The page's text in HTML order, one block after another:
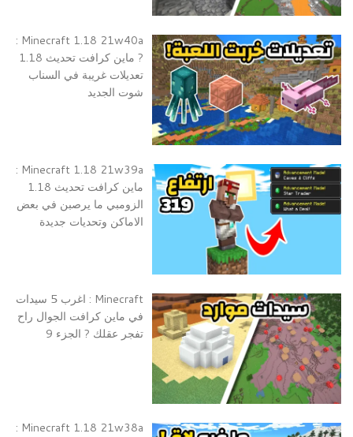
Minecraft 1.18 21w40a :
? ماين كرافت تحديث 1.18
تعديلات غريبة في السناب
شوت الجديد
Minecraft 1.18 21w39a :
ماين كرافت تحديث 1.18
الزومبي ما يرصبن في بعض
الاماكن وتحديات جديدة
Minecraft : اغرب 5 سيدات
في ماين كرافت الجوال راح
تفجر عقلك ? الجزء 9
Minecraft 1.18 21w38a :